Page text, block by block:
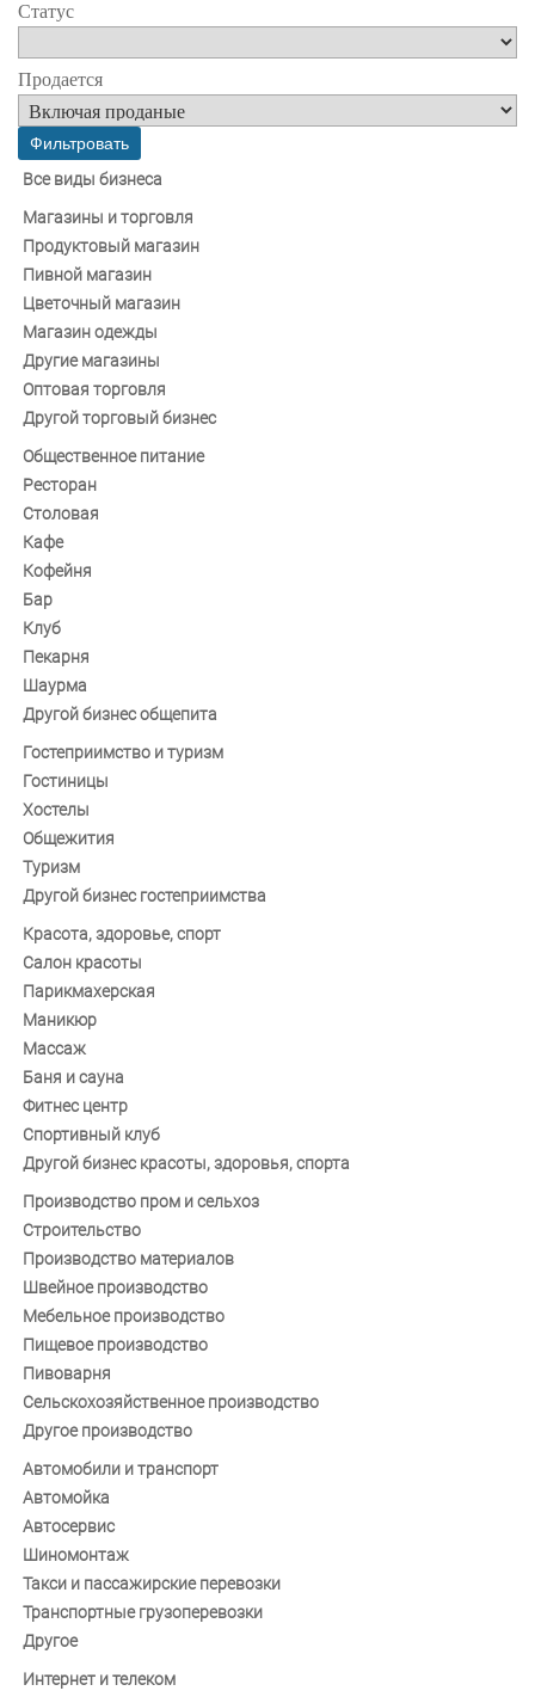
Статус
Продается
Все виды бизнеса
Магазины и торговля
Продуктовый магазин
Пивной магазин
Цветочный магазин
Магазин одежды
Другие магазины
Оптовая торговля
Другой торговый бизнес
Общественное питание
Ресторан
Столовая
Кафе
Кофейня
Бар
Клуб
Пекарня
Шаурма
Другой бизнес общепита
Гостеприимство и туризм
Гостиницы
Хостелы
Общежития
Туризм
Другой бизнес гостеприимства
Красота, здоровье, спорт
Салон красоты
Парикмахерская
Маникюр
Массаж
Баня и сауна
Фитнес центр
Спортивный клуб
Другой бизнес красоты, здоровья, спорта
Производство пром и сельхоз
Строительство
Производство материалов
Швейное производство
Мебельное производство
Пищевое производство
Пивоварня
Сельскохозяйственное производство
Другое производство
Автомобили и транспорт
Автомойка
Автосервис
Шиномонтаж
Такси и пассажирские перевозки
Транспортные грузоперевозки
Другое
Интернет и телеком